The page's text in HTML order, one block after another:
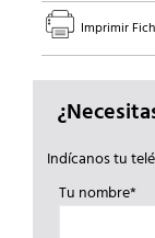
Imprimir
Indícanos tu
Tu nombre*